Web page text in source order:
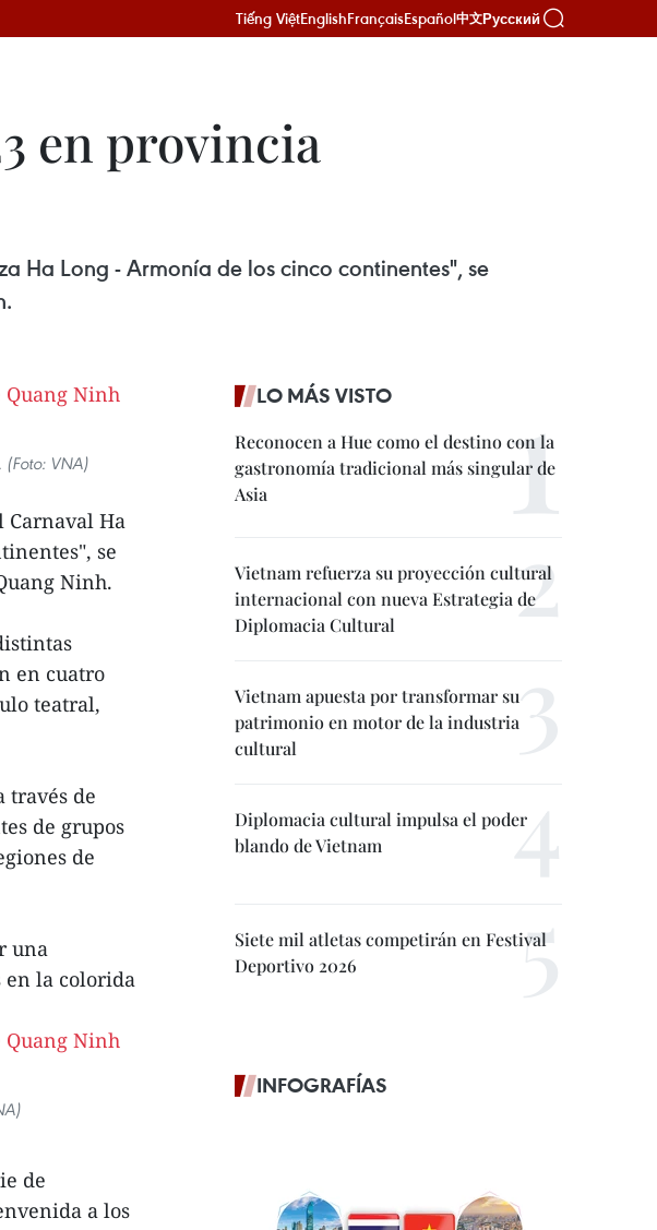
Tiếng ViệtEnglishFrançaisEspañol中文Русский
en provincia
Ha Long - Armonía de los cinco continentes", se
VNA)
Carnaval Ha
se
Ninh.
en cuatro
teatral,
través de
de grupos
de
una
en la colorida
de
a los
LO MÁS VISTO
Reconocen a Hue como el destino con la
gastronomía tradicional más singular de
Asia
Vietnam refuerza su proyección cultural
internacional con nueva Estrategia de
Diplomacia Cultural
Vietnam apuesta por transformar su
patrimonio en motor de la industria
cultural
Diplomacia cultural impulsa el poder
blando de Vietnam
Siete mil atletas competirán en Festival
Deportivo 2026
INFOGRAFÍAS